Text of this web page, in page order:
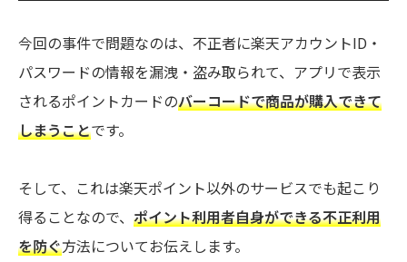
今回の事件で問題なのは、不正者に楽天アカウントID・
パスワードの情報を漏洩・盗み取られて、アプリで表示
されるポイントカードのバーコードで商品が購入できて
しまうことです。
そして、これは楽天ポイント以外のサービスでも起こり
得ることなので、 ポイント利用者自身ができる不正利用
を防ぐ方法についてお伝えします。